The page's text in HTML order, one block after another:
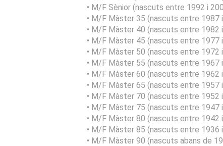
• M/F Sènior (nascuts entre 1992 i
• M/F Màster 35 (nascuts entre 1987
• M/F Màster 40 (nascuts entre 1982
• M/F Màster 45 (nascuts entre 1977
• M/F Màster 50 (nascuts entre 1972
• M/F Màster 55 (nascuts entre 1967
• M/F Màster 60 (nascuts entre 1962
• M/F Màster 65 (nascuts entre 1957
• M/F Màster 70 (nascuts entre 1952
• M/F Màster 75 (nascuts entre 1947
• M/F Màster 80 (nascuts entre 1942
• M/F Màster 85 (nascuts entre 1936
• M/F Màster 90 (nascuts abans de